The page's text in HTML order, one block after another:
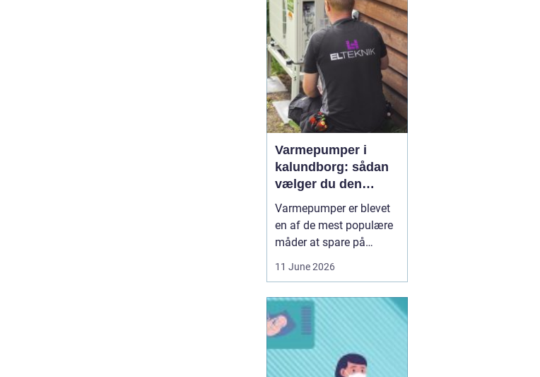
er tilpasset klima,
jordtype og
dyrkningssy...
Varmepumper i
kalundborg: sådan
vælger du den
rigtige løsning
Varmepumper er blevet
en af de mest populære
måder at spare på
Kalundborg står over for
samme spørgsmål: Skal
vi skifte den gamle
varmekilde ud, og er en
11 June 2026